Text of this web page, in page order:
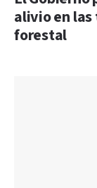
alivio en
forestal